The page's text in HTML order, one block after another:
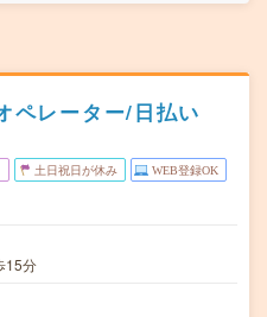
ペレーター/日払い
土日祝日が休み WEB登録OK
15分